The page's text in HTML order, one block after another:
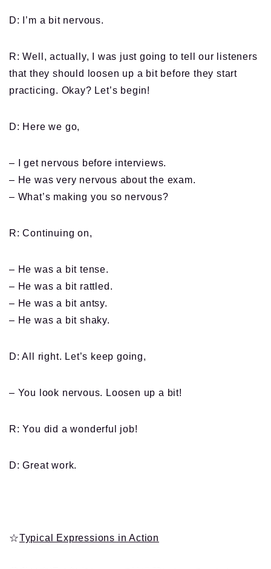
D: I’m a bit nervous.
R: Well, actually, I was just going to tell our listeners
that they should loosen up a bit before they start
practicing. Okay? Let’s begin!
D: Here we go,
– I get nervous before interviews.
– He was very nervous about the exam.
– What’s making you so nervous?
R: Continuing on,
– He was a bit tense.
– He was a bit rattled.
– He was a bit antsy.
– He was a bit shaky.
D: All right. Let’s keep going,
– You look nervous. Loosen up a bit!
R: You did a wonderful job!
D: Great work.
☆Typical Expressions in Action